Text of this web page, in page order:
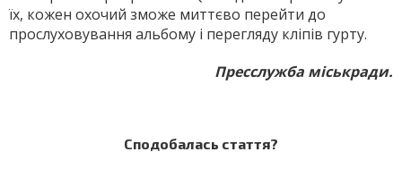
їх, кожен охочий зможе миттєво перейти до
прослуховування альбому і перегляду кліпів гурту.
Пресслужба міськради.
Сподобалась стаття?